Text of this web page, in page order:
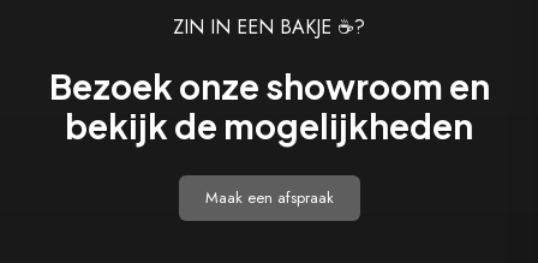
ZIN IN EEN BAKJE ☕?
Bezoek onze showroom en
bekijk de mogelijkheden
Maak een afspraak